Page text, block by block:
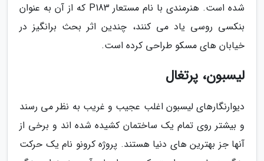
شده است. هنرمندی با نام مستعار P183 که از آن به عنوان
بنکسی روسی یاد می کنند، چندین اثر بحث برانگیز در
خیابان های مسکو طراحی کرده است.
لیسبون، پرتغال
دیوارنگارهای لیسبون اغلب عجیب و غریب به نظر می رسند
و بیشتر روی تمام یک ساختمان کشیده شده اند و برخی از
آنها جز بهترین های دنیا هستند. پروژه کرونو نام یک حرکت